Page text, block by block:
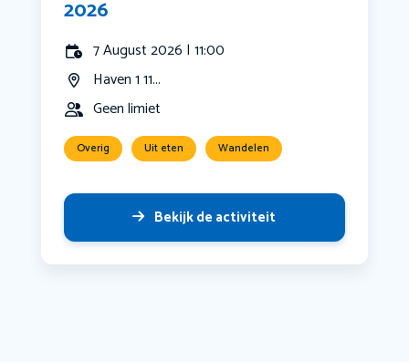
2026
7 August 2026 | 11:00
Haven 1 11...
Geen limiet
Overig Uit eten Wandelen
Bekijk de activiteit